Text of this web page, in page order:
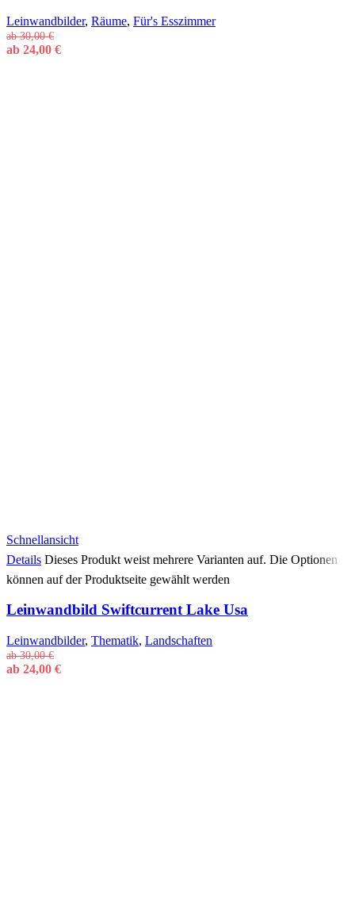
Leinwandbilder, Räume, Für's Esszimmer
ab30,00€
ab 24,00 €
Schnellansicht
Details Dieses Produkt weist mehrere Varianten auf. Die Optionen
können auf der Produktseite gewählt werden
Leinwandbild Swiftcurrent Lake Usa
Leinwandbilder, Thematik, Landschaften
ab30,00€
ab 24,00 €